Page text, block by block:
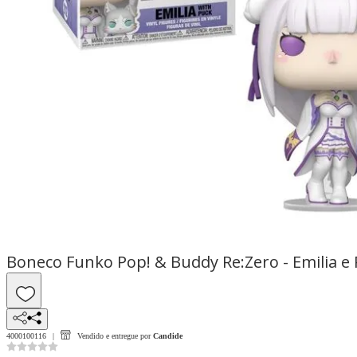
Boneco Funko Pop! & Buddy Re:Zero - Emilia e
4000100116 Vendido e entregue por Candide